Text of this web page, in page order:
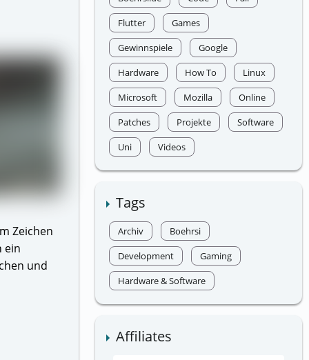
Flutter
Games
Gewinnspiele
Google
Hardware
How To
Linux
Microsoft
Mozilla
Online
Patches
Projekte
Software
Uni
Videos
Tags
Archiv
Boehrsi
Development
Gaming
Hardware & Software
Affiliates
Zeichen
ein
und